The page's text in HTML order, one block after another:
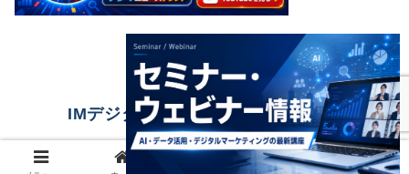
IMデジタルマーケティングニュース
© 2023 IMデジタルマーケティングニュース.